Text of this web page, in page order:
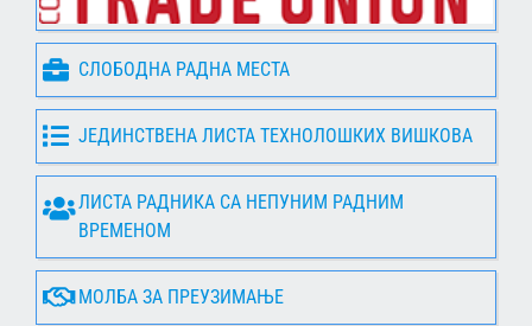
СЛОБОДНА РАДНА МЕСТА
ЈЕДИНСТВЕНА ЛИСТА ТЕХНОЛОШКИХ ВИШКОВА
ЛИСТА РАДНИКА СА НЕПУНИМ РАДНИМ
ВРЕМЕНОМ
МОЛБА ЗА ПРЕУЗИМАЊЕ